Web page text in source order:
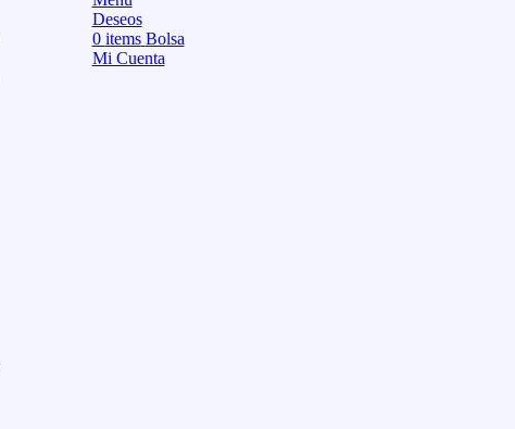
Deseos
0 items Bolsa
Mi Cuenta